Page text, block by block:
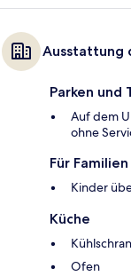
Ausstattung
Parken und
Auf dem
ohne
Für Familien
Kinder
Küche
Ofen